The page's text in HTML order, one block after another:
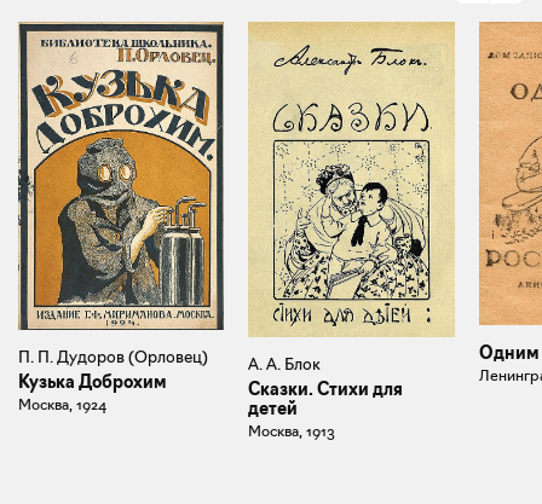
П. П. Дудоров (Орловец)
Кузька Доброхим
Москва, 1924
А. А. Блок
Сказки. Стихи для
детей
Москва, 1913
Одним